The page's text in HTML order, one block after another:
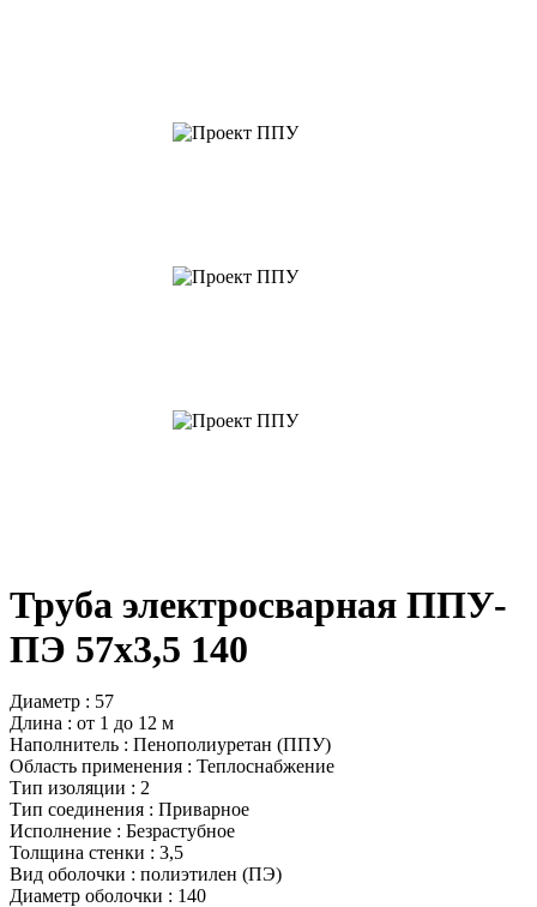
Труба электросварная ППУ-
ПЭ 57x3,5 140
Диаметр : 57
Длина : от 1 до 12 м
Наполнитель : Пенополиуретан (ППУ)
Область применения : Теплоснабжение
Тип изоляции : 2
Тип соединения : Приварное
Исполнение : Безрастубное
Толщина стенки : 3,5
Вид оболочки : полиэтилен (ПЭ)
Диаметр оболочки : 140